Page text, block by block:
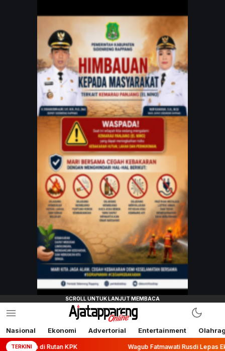
Nasional Ekonomi Advertorial Entertainment
TERKINI
KPK Wagub Fatmawati Rusdi Lepas Ekspor 10,2